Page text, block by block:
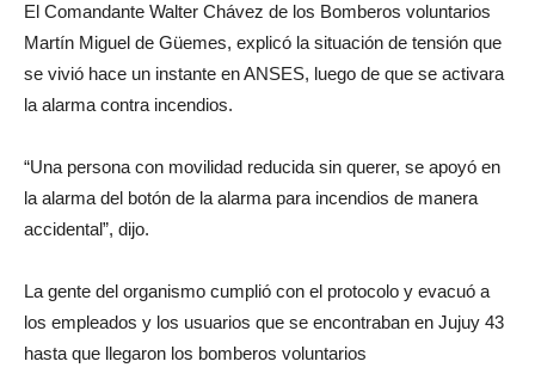
El Comandante Walter Chávez de los Bomberos voluntarios
Martín Miguel de Güemes, explicó la situación de tensión que
se vivió hace un instante en ANSES, luego de que se activara
la alarma contra incendios.
“Una persona con movilidad reducida sin querer, se apoyó en
la alarma del botón de la alarma para incendios de manera
accidental”, dijo.
La gente del organismo cumplió con el protocolo y evacuó a
los empleados y los usuarios que se encontraban en Jujuy 43
hasta que llegaron los bomberos voluntarios